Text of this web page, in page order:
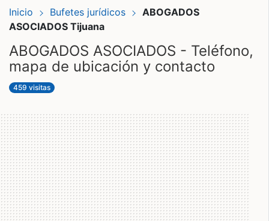
Inicio Bufetes jurídicos
ABOGADOS
ASOCIADOS Tijuana
ABOGADOS ASOCIADOS - Teléfono,
mapa de ubicación y contacto
459 visitas